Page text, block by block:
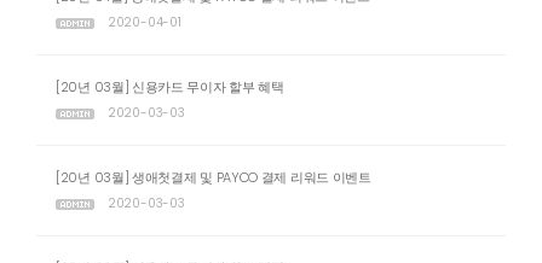
2020-04-01
[20년 03월] 신용카드 무이자 할부 혜택
2020-03-03
[20년 03월] 생애첫결제 및 PAYCO 결제 리워드 이벤트
2020-03-03